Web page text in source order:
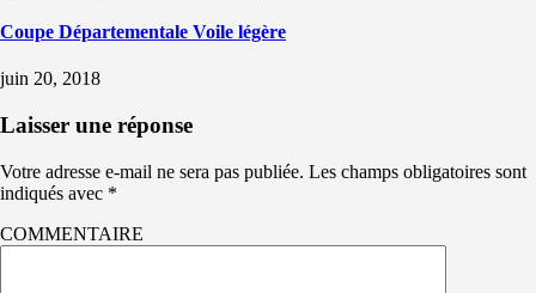
Coupe Départementale Voile légère
juin 20, 2018
Laisser une réponse
Votre adresse e-mail ne sera pas publiée. Les champs obligatoires sont
indiqués avec *
COMMENTAIRE